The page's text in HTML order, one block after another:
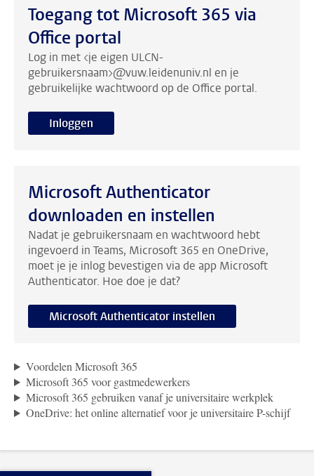
Toegang tot Microsoft 365 via
Office portal
Log in met <je eigen ULCN-
gebruikersnaam>@vuw.leidenuniv.nl en je
gebruikelijke wachtwoord op de Office portal.
Inloggen
Microsoft Authenticator
downloaden en instellen
Nadat je gebruikersnaam en wachtwoord hebt
ingevoerd in Teams, Microsoft 365 en OneDrive,
moet je je inlog bevestigen via de app Microsoft
Authenticator. Hoe doe je dat?
Microsoft Authenticator instellen
Voordelen Microsoft 365
Microsoft 365 voor gastmedewerkers
Microsoft 365 gebruiken vanaf je universitaire werkplek
OneDrive: het online alternatief voor je universitaire P-schijf